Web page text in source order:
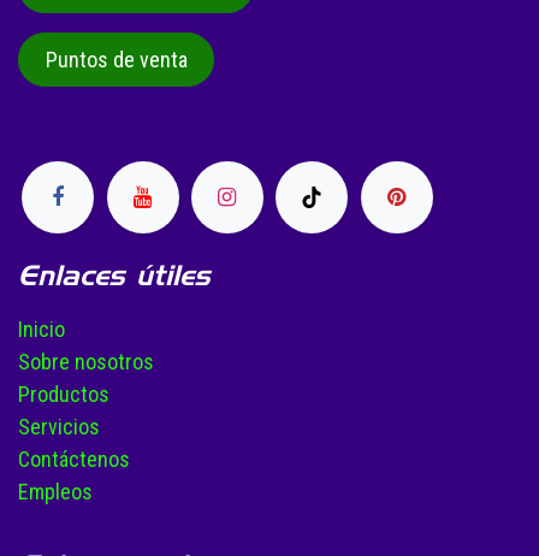
Enlaces útiles
Inicio
Sobre nosotros
Productos
Servicios
Contáctenos
Empleos
Puntos de venta